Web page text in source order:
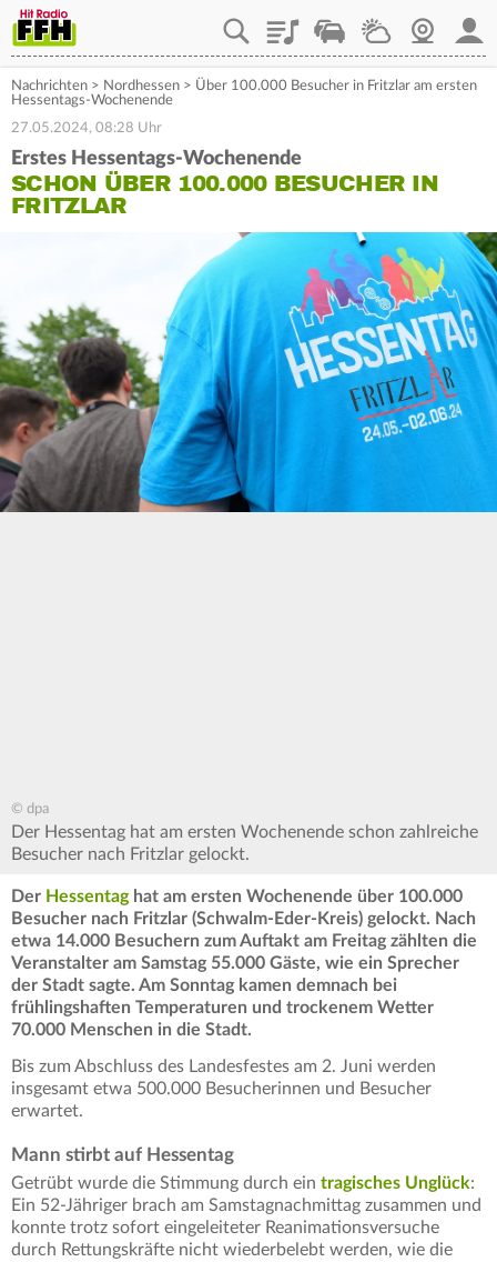
PlaylistStaupilotWetterWebcam
Nachrichten > Nordhessen > Über 100.000 Besucher in Fritzlar am ersten
Hessentags-Wochenende
27.05.2024, 08:28 Uhr
Erstes Hessentags-Wochenende
SCHON ÜBER 100.000 BESUCHER IN
FRITZLAR
© dpa
Der Hessentag hat am ersten Wochenende schon zahlreiche
Besucher nach Fritzlar gelockt.
Der Hessentag hat am ersten Wochenende über 100.000
Besucher nach Fritzlar (Schwalm-Eder-Kreis) gelockt. Nach
etwa 14.000 Besuchern zum Auftakt am Freitag zählten die
Veranstalter am Samstag 55.000 Gäste, wie ein Sprecher
der Stadt sagte. Am Sonntag kamen demnach bei
frühlingshaften Temperaturen und trockenem Wetter
70.000 Menschen in die Stadt.
Bis zum Abschluss des Landesfestes am 2. Juni werden
insgesamt etwa 500.000 Besucherinnen und Besucher
erwartet.
Mann stirbt auf Hessentag
Getrübt wurde die Stimmung durch ein tragisches Unglück:
Ein 52-Jähriger brach am Samstagnachmittag zusammen und
konnte trotz sofort eingeleiteter Reanimationsversuche
durch Rettungskräfte nicht wiederbelebt werden, wie die